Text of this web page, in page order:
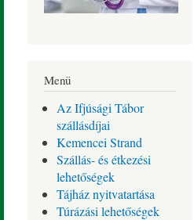
Menü
Az Ifjúsági Tábor
szállásdíjai
Kemencei Strand
Szállás- és étkezési
lehetőségek
Tájház nyitvatartása
Túrázási lehetőségek